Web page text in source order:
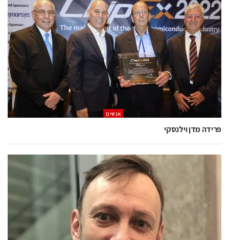
אנשים
פרידה מדן וילנסקי